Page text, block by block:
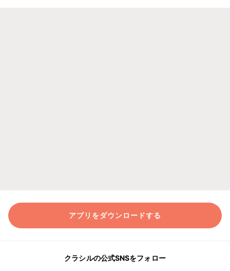
アプリをダウンロードする
クラシルの公式SNSをフォロー